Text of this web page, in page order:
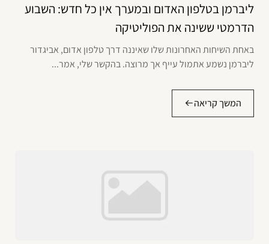
ליברמן בטלפון האדום ובמערך אין כל חדש: השבוע
הדרמטי ששינה את הפוליטיקה
באחת השיחות האחרונות שלו שאיננה דרך טלפון אדום, אביגדור
ליברמן נשמע אתמול עייף אך מרוצה. בהקשר שלי, אמר...
המשך קריאה